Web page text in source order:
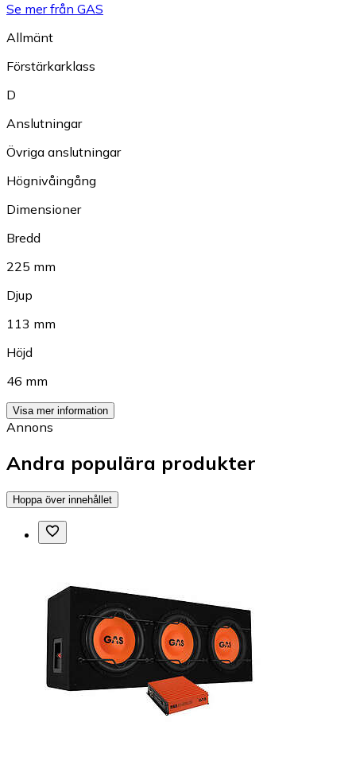
Se mer från GAS
Allmänt
Förstärkarklass
D
Anslutningar
Övriga anslutningar
Högnivåingång
Dimensioner
Bredd
225 mm
Djup
113 mm
Höjd
46 mm
Visa mer information
Annons
Andra populära produkter
Hoppa över innehållet